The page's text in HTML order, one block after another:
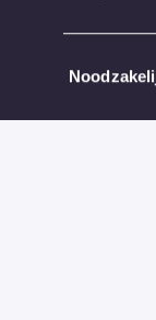
helpen om
voor ze de IT